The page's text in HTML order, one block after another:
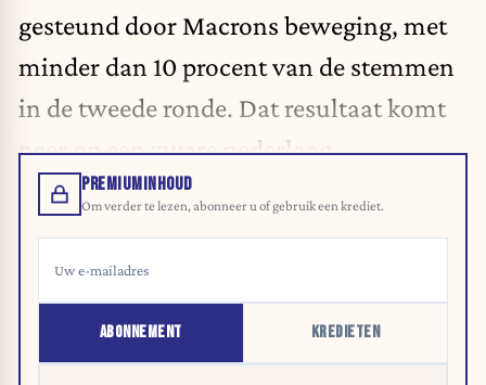
gesteund door Macrons beweging, met
minder dan 10 procent van de stemmen
in de tweede ronde. Dat resultaat komt
neer op een zware nederlaag.
PREMIUMINHOUD
Om verder te lezen, abonneer u of gebruik een krediet.
ABONNEMENT KREDIETEN